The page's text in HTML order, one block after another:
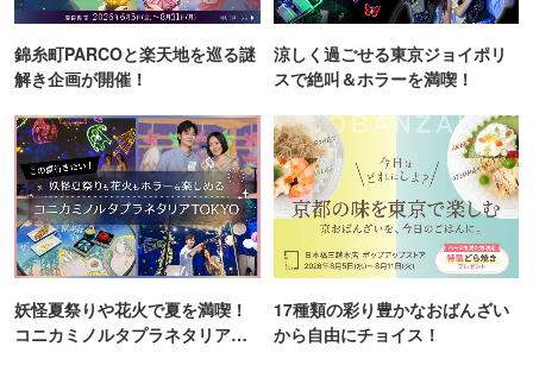
錦糸町PARCOと楽天地を巡る謎
解き企画が開催！
涼しく過ごせる東京ジョイポリ
スで絶叫＆ホラーを満喫！
妖怪夏祭りや花火で夏を満喫！
コニカミノルタプラネタリア
17種類の彩り豊かなおばんざい
から自由にチョイス！